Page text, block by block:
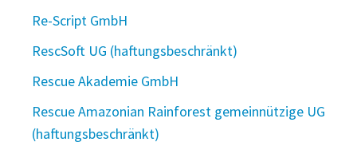
Re-Script GmbH
RescSoft UG (haftungsbeschränkt)
Rescue Akademie GmbH
Rescue Amazonian Rainforest gemeinnützige UG
(haftungsbeschränkt)